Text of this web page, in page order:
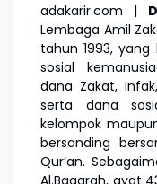
adakarir.com |
Lembaga Amil
tahun 1993,
sosial
dana Zakat,
serta dana
kelompok
bersanding
Qur’an.
Al.Baqarah, ayat